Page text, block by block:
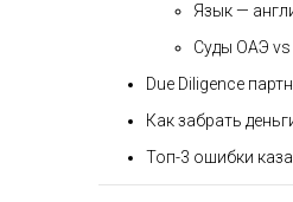
Язык —
Суды ОАЭ vs
Due Diligence
Как забрать
Топ-3 ошибки